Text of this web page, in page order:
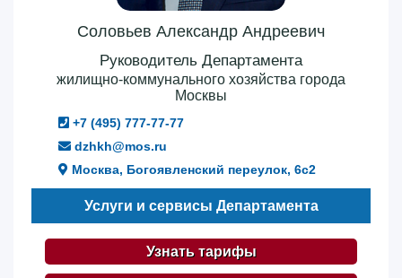
Соловьев Александр Андреевич
Руководитель Департамента
жилищно-коммунального хозяйства города
Москвы
+7 (495) 777-77-77
dzhkh@mos.ru
Москва, Богоявленский переулок, 6с2
Услуги и сервисы Департамента
Узнать тарифы